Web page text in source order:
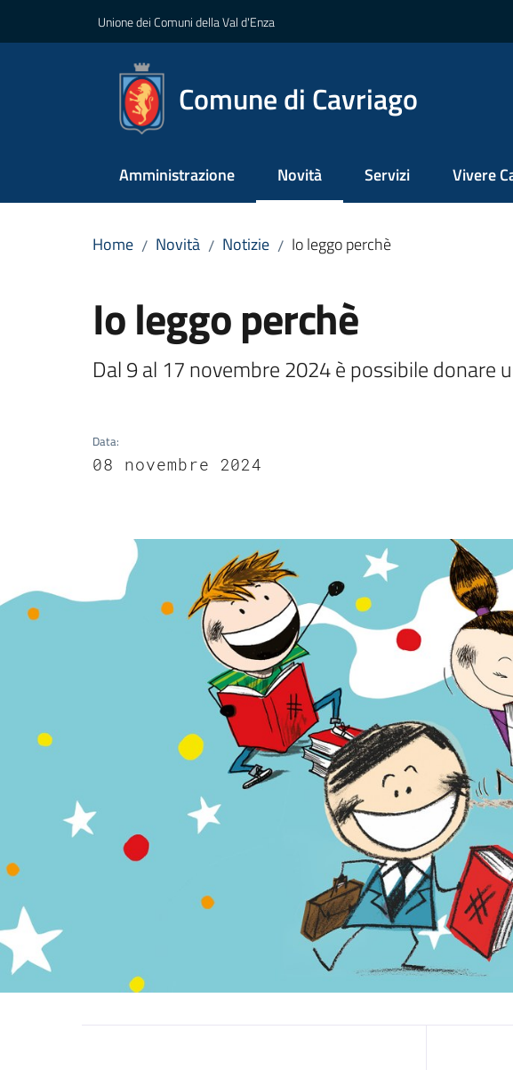
Unione dei Comuni della Val d'Enza
Comune di Cavriago
Amministrazione Novità
Menu selezionato
Servizi Vivere
Home / Novità / Notizie / Io leggo perchè
Io leggo perchè
Dal 9 al 17 novembre 2024 è possibile donare
Data:
08 novembre 2024